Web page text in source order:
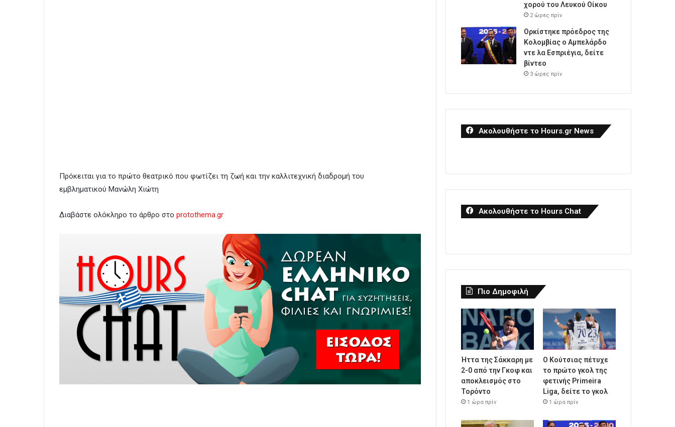
Πρόκειται για το πρώτο θεατρικό που φωτίζει τη ζωή και την καλλιτεχνική διαδρομή του
εμβληματικού Μανώλη Χιώτη
Διαβάστε ολόκληρο το άρθρο στο protothema.gr
χορού του Λευκού Οίκου
2 ώρες πρίν
Ορκίστηκε πρόεδρος της
Κολομβίας ο Αμπελάρδο
ντε λα Εσπριέγια, δείτε
βίντεο
3 ώρες πρίν
Ακολουθήστε το Hours.gr News
Ακολουθήστε το Hours Chat
Πιο Δημοφιλή
Ήττα της Σάκκαρη με
2-0 από την Γκοφ και
αποκλεισμός στο
Τορόντο
1 ώρα πρίν
Ο Κούτσιας πέτυχε
το πρώτο γκολ της
φετινής Primeira
Liga, δείτε το γκολ
1 ώρα πρίν